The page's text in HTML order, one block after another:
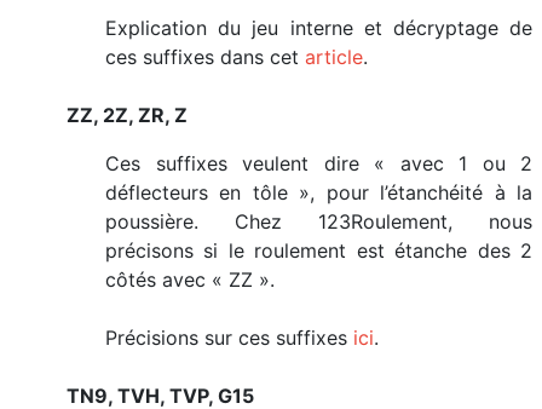
Explication du jeu interne et décryptage de
ces suffixes dans cet article.
ZZ, 2Z, ZR, Z
Ces suffixes veulent dire « avec 1 ou 2
déflecteurs en tôle », pour l’étanchéité à la
poussière. Chez 123Roulement, nous
précisons si le roulement est étanche des 2
côtés avec « ZZ ».
Précisions sur ces suffixes ici.
TN9, TVH, TVP, G15